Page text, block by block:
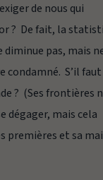
de nous qui
? De fait, la
pas, mais
condamné. S’il faut
? (Ses frontières
dégager, mais cela
premières et sa